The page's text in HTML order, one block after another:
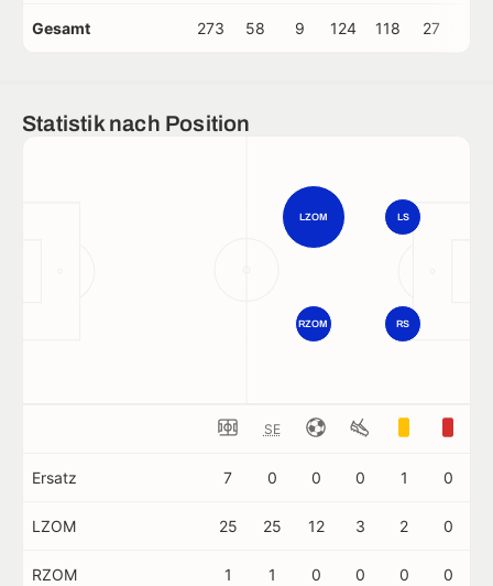
Gesamt 273 58 9 124 118 27
Statistik nach Position
LZOM
RZOM
LS
RS
SE
Ersatz 7 0 0 0 1 0
LZOM 25 25 12 3 2 0
RZOM 1 1 0 0 0 0